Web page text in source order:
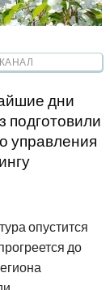
дни
подготовили
управления
опустится
до